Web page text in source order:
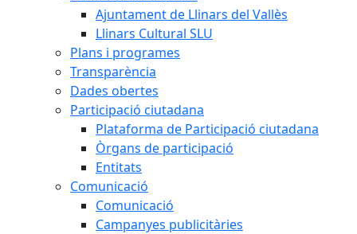
Ajuntament de Llinars del Vallès
Llinars Cultural SLU
Plans i programes
Transparència
Dades obertes
Participació ciutadana
Plataforma de Participació ciutadana
Òrgans de participació
Entitats
Comunicació
Comunicació
Campanyes publicitàries